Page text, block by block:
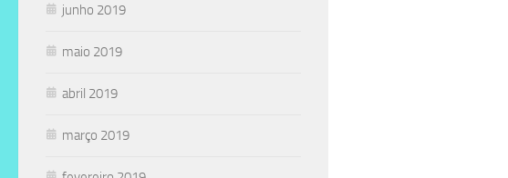
junho 2019
maio 2019
abril 2019
março 2019